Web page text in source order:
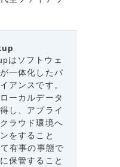
はソフトウェ
一体化したバ
アンスです。
ーカルデータ
し、アプライ
ラウド環境へ
をすること
有事の事態で
保管すること